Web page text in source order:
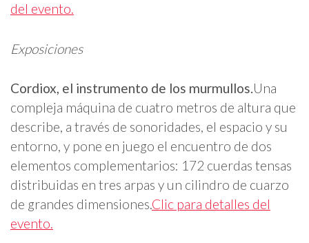
del evento.
Exposiciones
Cordiox, el instrumento de los murmullos.Una
compleja máquina de cuatro metros de altura que
describe, a través de sonoridades, el espacio y su
entorno, y pone en juego el encuentro de dos
elementos complementarios: 172 cuerdas tensas
distribuidas en tres arpas y un cilindro de cuarzo
de grandes dimensiones.Clic para detalles del
evento.